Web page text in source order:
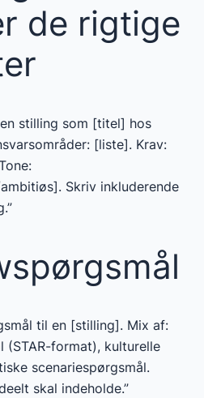
de rigtige
stilling som [titel] hos
[liste]. Krav:
Skriv inkluderende
til en [stilling]. Mix af:
(STAR-format), kulturelle
scenariespørgsmål.
skal indeholde.”